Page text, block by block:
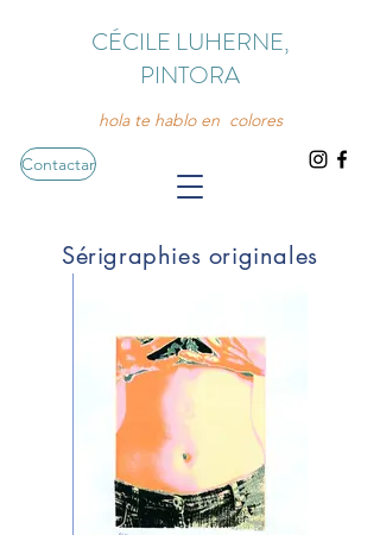
CÉCILE LUHERNE,
PINTORA
hola te hablo en colores
Contactar
Sérigraphies originales